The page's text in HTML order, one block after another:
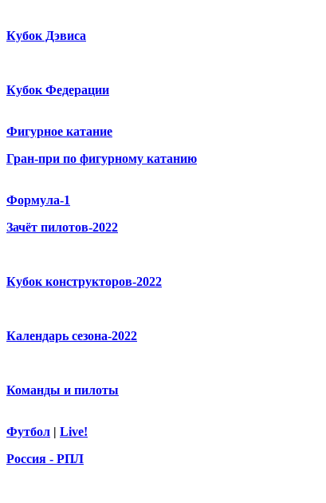
Кубок Дэвиса
Кубок Федерации
Фигурное катание
Гран-при по фигурному катанию
Формула-1
Зачёт пилотов-2022
Кубок конструкторов-2022
Календарь сезона-2022
Команды и пилоты
Футбол | Live!
Россия - РПЛ